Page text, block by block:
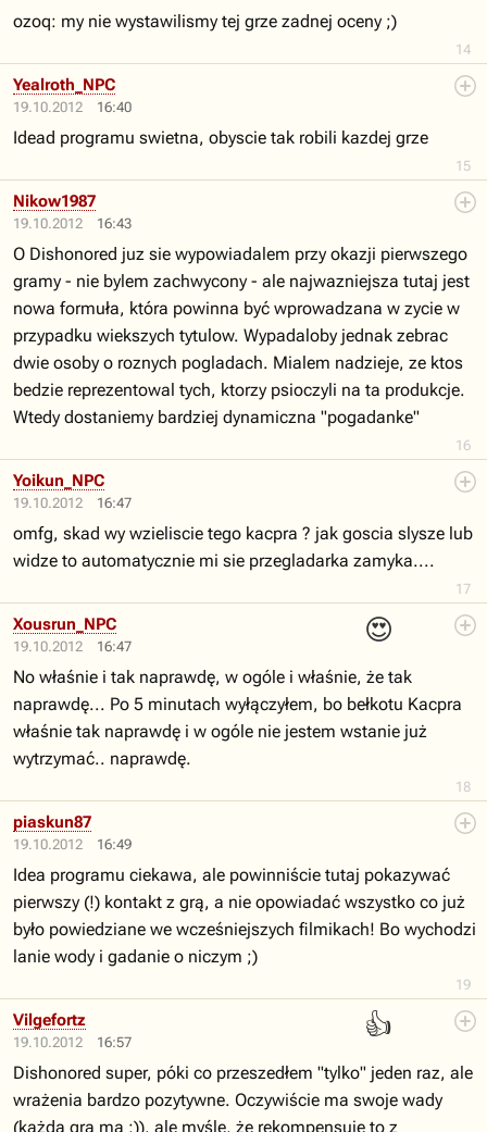
14
ozoq: my nie wystawilismy tej grze zadnej oceny ;)
19.10.2012 16:40
15
Yealroth_NPC
Idead programu swietna, obyscie tak robili kazdej grze
19.10.2012 16:43
16
Nikow1987
O Dishonored juz sie wypowiadalem przy okazji pierwszego
gramy - nie bylem zachwycony - ale najwazniejsza tutaj jest
nowa formuła, która powinna być wprowadzana w zycie w
przypadku wiekszych tytulow. Wypadaloby jednak zebrac
dwie osoby o roznych pogladach. Mialem nadzieje, ze ktos
bedzie reprezentowal tych, ktorzy psioczyli na ta produkcje.
Wtedy dostaniemy bardziej dynamiczna "pogadanke"
19.10.2012 16:47
17
Yoikun_NPC
omfg, skad wy wzieliscie tego kacpra ? jak goscia slysze lub
widze to automatycznie mi sie przegladarka zamyka....
19.10.2012 16:47
😍
18
Xousrun_NPC
No właśnie i tak naprawdę, w ogóle i właśnie, że tak
naprawdę... Po 5 minutach wyłączyłem, bo bełkotu Kacpra
właśnie tak naprawdę i w ogóle nie jestem wstanie już
wytrzymać.. naprawdę.
19.10.2012 16:49
19
piaskun87
Idea programu ciekawa, ale powinniście tutaj pokazywać
pierwszy (!) kontakt z grą, a nie opowiadać wszystko co już
było powiedziane we wcześniejszych filmikach! Bo wychodzi
lanie wody i gadanie o niczym ;)
19.10.2012 16:57
👍
Vilgefortz
Dishonored super, póki co przeszedłem "tylko" jeden raz, ale
wrażenia bardzo pozytywne. Oczywiście ma swoje wady
(każda gra ma ;)), ale myślę, że rekompensuje to z